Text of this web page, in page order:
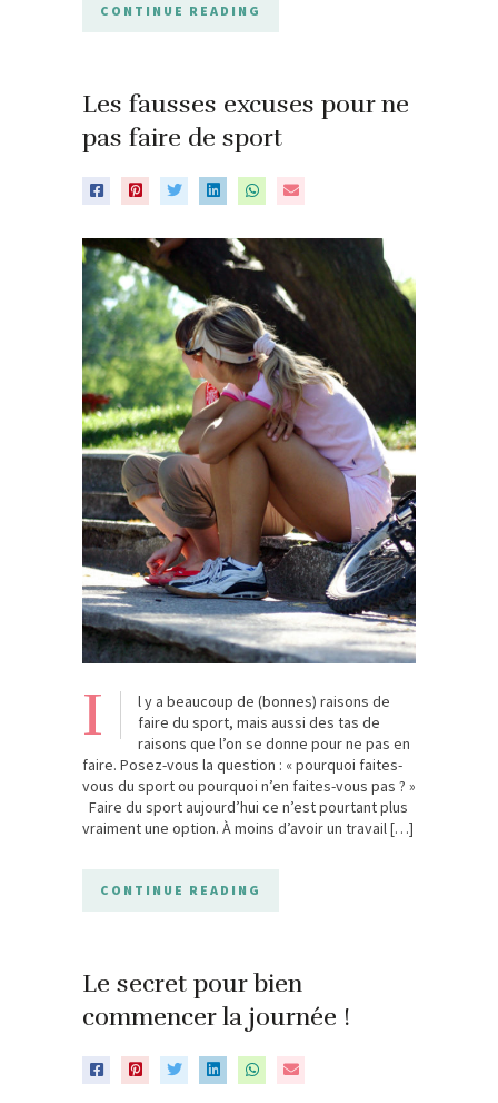
CONTINUE READING
Les fausses excuses pour ne
pas faire de sport
I
l y a beaucoup de (bonnes) raisons de
faire du sport, mais aussi des tas de
raisons que l’on se donne pour ne pas en
faire. Posez-vous la question : « pourquoi faites-
vous du sport ou pourquoi n’en faites-vous pas ? »
Faire du sport aujourd’hui ce n’est pourtant plus
vraiment une option. À moins d’avoir un travail […]
CONTINUE READING
Le secret pour bien
commencer la journée !